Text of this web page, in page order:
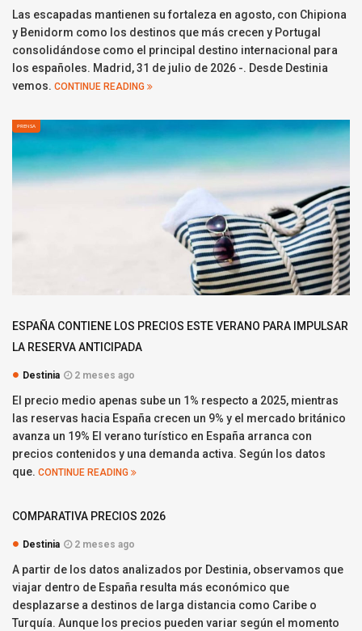
Las escapadas mantienen su fortaleza en agosto, con Chipiona
y Benidorm como los destinos que más crecen y Portugal
consolidándose como el principal destino internacional para
los españoles. Madrid, 31 de julio de 2026 -. Desde Destinia
vemos. CONTINUE READING
PRENSA
ESPAÑA CONTIENE LOS PRECIOS ESTE VERANO PARA IMPULSAR
LA RESERVA ANTICIPADA
Destinia 2 meses ago
El precio medio apenas sube un 1% respecto a 2025, mientras
las reservas hacia España crecen un 9% y el mercado británico
avanza un 19% El verano turístico en España arranca con
precios contenidos y una demanda activa. Según los datos
que. CONTINUE READING
COMPARATIVA PRECIOS 2026
Destinia 2 meses ago
A partir de los datos analizados por Destinia, observamos que
viajar dentro de España resulta más económico que
desplazarse a destinos de larga distancia como Caribe o
Turquía. Aunque los precios pueden variar según el momento